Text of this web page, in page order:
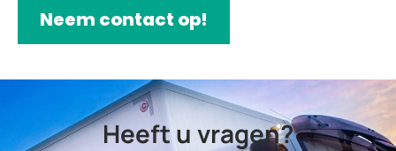
Neem contact op!
Heeft u vragen?